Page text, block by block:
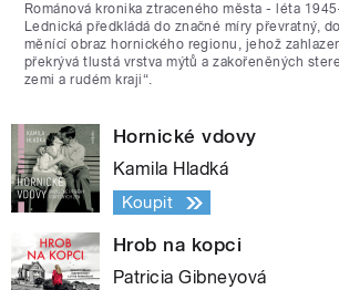
Románová kronika ztraceného města - léta
Lednická předkládá do značné míry převratný,
měnící obraz hornického regionu, jehož
překrývá tlustá vrstva mýtů a zakořeněných
zemi a rudém kraji“.
Hornické vdovy
Kamila Hladká
Koupit
Hrob na kopci
Patricia Gibneyová